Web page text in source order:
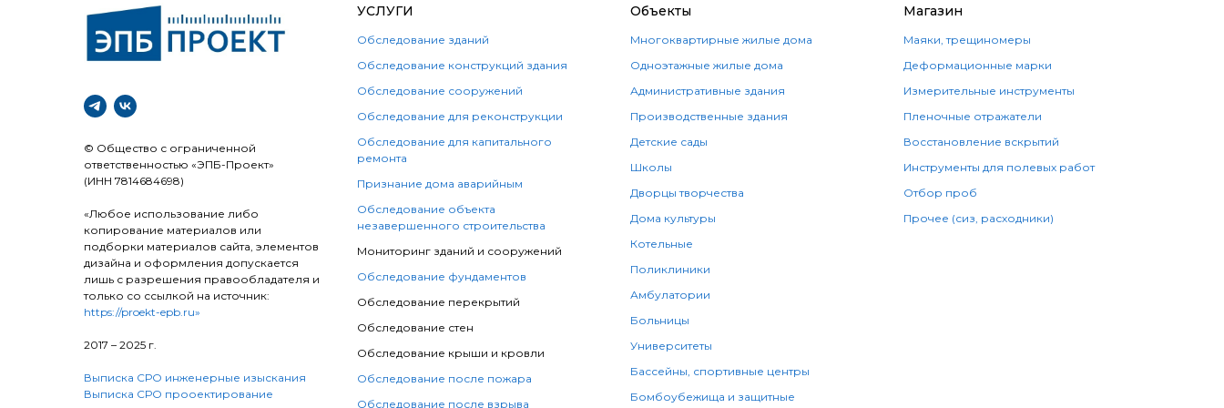
© Общество с ограниченной
ответственностью «ЭПБ-Проект»
(ИНН 7814684698)
«Любое использование либо
копирование материалов или
подборки материалов сайта, элементов
дизайна и оформления допускается
лишь с разрешения правообладателя и
только со ссылкой на источник:
https://proekt-epb.ru»
2017 – 2025 г.
Выписка СРО инженерные изыскания
Выписка СРО прооектирование
УСЛУГИ
Обследование зданий
Обследование конструкций здания
Обследование сооружений
Обследование для реконструкции
Обследование для капитального
ремонта
Признание дома аварийным
Обследование объекта
незавершенного строительства
Мониторинг зданий и сооружений
Обследование фундаментов
Обследование перекрытий
Обследование стен
Обследование крыши и кровли
Обследование после пожара
Обследование после взрыва
Объекты
Многоквартирные жилые дома
Одноэтажные жилые дома
Административные здания
Производственные здания
Детские сады
Школы
Дворцы творчества
Дома культуры
Котельные
Поликлиники
Амбулатории
Больницы
Университеты
Бассейны, спортивные центры
Бомбоубежища и защитные
Магазин
Маяки, трещиномеры
Деформационные марки
Измерительные инструменты
Пленочные отражатели
Восстановление вскрытий
Инструменты для полевых работ
Отбор проб
Прочее (сиз, расходники)